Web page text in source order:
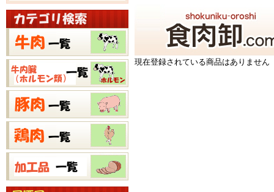
現在登録されている商品はありません